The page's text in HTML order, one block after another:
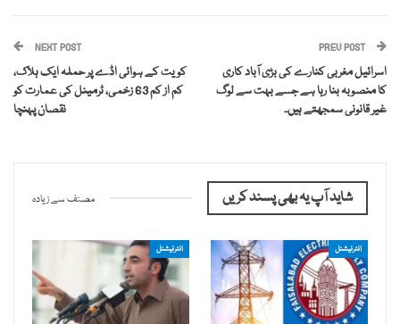
PREV POST
اسرائیل مغربی کنارے کی بڑی آباد کاری
کا منصوبہ بنا رہا ہے جسے بہت سے لوگ
غیر قانونی سمجھتے ہیں۔
NEXT POST
کویت کے ہوائی اڈے پر حملہ ایک ہلاک،
کم از کم 63 زخمی، ٹرمینل کی عمارت کو
نقصان پہنچا
شاید آپ یہ بھی پسند کریں مصنف سے زیادہ
انٹرنیشنل انٹرنیشنل